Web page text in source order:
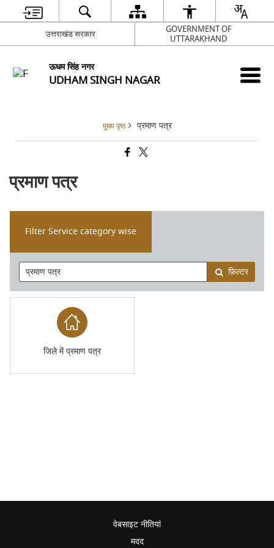
उत्तराखंड सरकार
GOVERNMENT OF
UTTARAKHAND
ऊधम सिंह नगर
UDHAM SINGH NAGAR
मुख्य पृष्ठ प्रमाण पत्र
प्रमाण पत्र
Filter Service category wise
फ़िल्टर
जिले में प्रमाण पत्र
वेबसाइट नीतियां
मदद